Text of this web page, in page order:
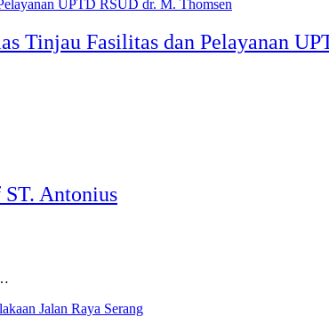
Tinjau Fasilitas dan Pelayanan
Antonius